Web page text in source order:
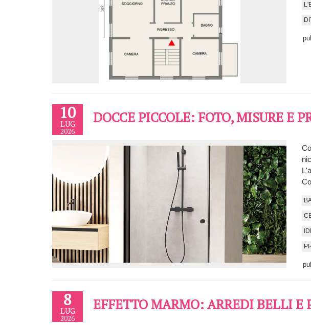
10
LUG
2026
DOCCE PICCOLE: FOTO, MISURE E
8
LUG
2026
EFFETTO MARMO: ARREDI BELLI